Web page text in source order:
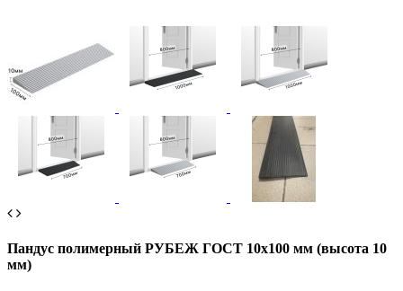
Пандус полимерный РУБЕЖ ГОСТ 10х100 мм (высота 10
мм)